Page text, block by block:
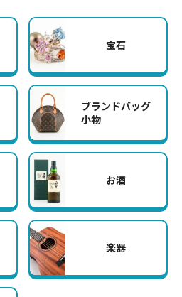
宝石
ブランドバッグ
小物
お酒
楽器